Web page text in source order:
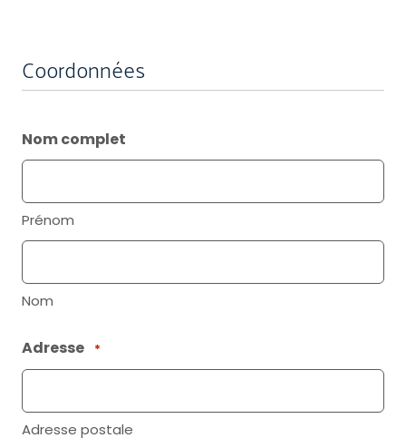
Coordonnées
Nom complet
Prénom
Nom
Adresse *
Adresse postale